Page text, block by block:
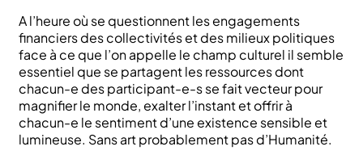
A l’heure où se questionnent les engagements
financiers des collectivités et des milieux politiques
face à ce que l’on appelle le champ culturel il semble
essentiel que se partagent les ressources dont
chacun-e des participant-e-s se fait vecteur pour
magnifier le monde, exalter l’instant et offrir à
chacun-e le sentiment d’une existence sensible et
lumineuse. Sans art probablement pas d’Humanité.